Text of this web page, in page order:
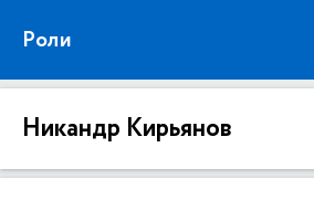
Роли
Никандр Кирьянов